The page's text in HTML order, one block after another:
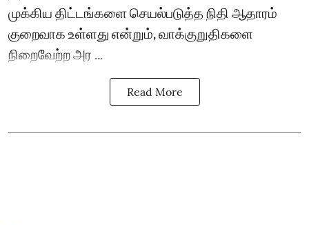
முக்கிய திட்டங்களை செயல்படுத்த நிதி ஆதாரம்
குறைவாக உள்ளது என்றும், வாக்குறுதிகளை
நிறைவேற்ற அர ...
Read More